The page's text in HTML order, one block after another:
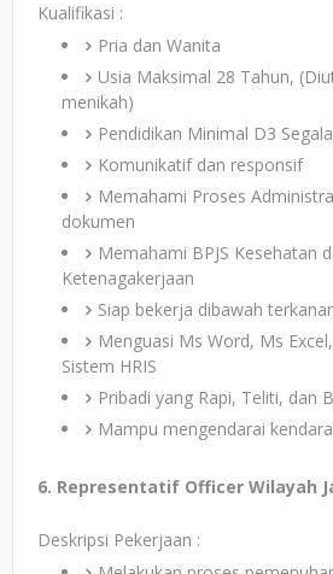
Kualifikasi :
Pria dan Wanita
Usia Maksimal 28 Tahun,
menikah)
Pendidikan Minimal D3
Komunikatif dan responsif
Memahami Proses
dokumen
Memahami BPJS Kesehatan
Ketenagakerjaan
Siap bekerja dibawah
Menguasi Ms Word, Ms
Sistem HRIS
Pribadi yang Rapi, Teliti, dan
Mampu mengendarai
6. Representatif Officer Wilayah
Deskripsi Pekerjaan :